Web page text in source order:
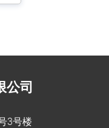
公司
3号楼